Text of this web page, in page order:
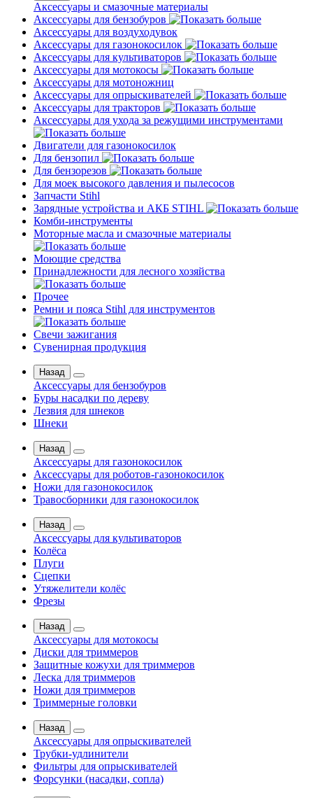
Аксессуары и смазочные материалы
Аксессуары для бензобуров
Аксессуары для воздуходувок
Аксессуары для газонокосилок
Аксессуары для культиваторов
Аксессуары для мотокосы
Аксессуары для мотоножниц
Аксессуары для опрыскивателей
Аксессуары для тракторов
Аксессуары для ухода за режущими инструментами
Двигатели для газонокосилок
Для бензопил
Для бензорезов
Для моек высокого давления и пылесосов
Запчасти Stihl
Зарядные устройства и АКБ STIHL
Комби-инструменты
Моторные масла и смазочные материалы
Моющие средства
Принадлежности для лесного хозяйства
Прочее
Ремни и пояса Stihl для инструментов
Свечи зажигания
Сувенирная продукция
Назад
Аксессуары для бензобуров
Буры насадки по дереву
Лезвия для шнеков
Шнеки
Назад
Аксессуары для газонокосилок
Аксессуары для роботов-газонокосилок
Ножи для газонокосилок
Травосборники для газонокосилок
Назад
Аксессуары для культиваторов
Колёса
Плуги
Сцепки
Утяжелители колёс
Фрезы
Назад
Аксессуары для мотокосы
Диски для триммеров
Защитные кожухи для триммеров
Леска для триммеров
Ножи для триммеров
Триммерные головки
Назад
Аксессуары для опрыскивателей
Трубки-удлинители
Фильтры для опрыскивателей
Форсунки (насадки, сопла)